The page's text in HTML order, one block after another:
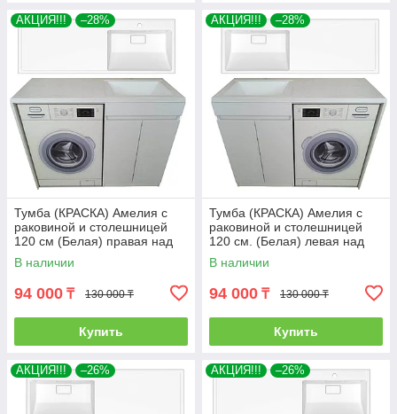
АКЦИЯ!!! –28%
Тумба (КРАСКА) Амелия с
раковиной и столешницей
120 см (Белая) правая над
стиральной машиной. РФ
В наличии
94 000 ₸ 130 000 ₸
Купить
АКЦИЯ!!! –28%
Тумба (КРАСКА) Амелия с
раковиной и столешницей
120 см. (Белая) левая над
стиральной машиной. РФ
В наличии
94 000 ₸ 130 000 ₸
Купить
АКЦИЯ!!! –26% АКЦИЯ!!! –26%